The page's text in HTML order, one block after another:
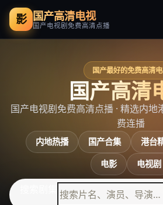
影 国产高清电视
国产电视剧免费高清点播
国产最好的免费高清
国产高清
国产电视剧免费高清点播 · 精选内
费连播
内地热播 国产合集 港台
电影
电视剧